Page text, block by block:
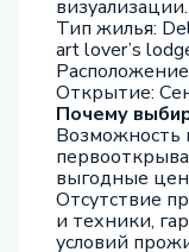
визуализации.
Тип жилья:
art lover’s
Открытие:
Почему
Возможность
выгодные
Отсутствие
и техники,
условий